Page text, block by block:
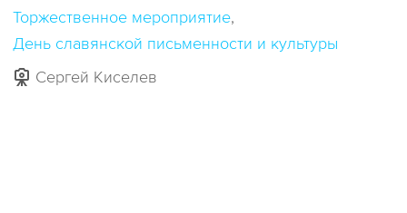
Торжественное мероприятие
День славянской письменности и культуры
Сергей Киселев